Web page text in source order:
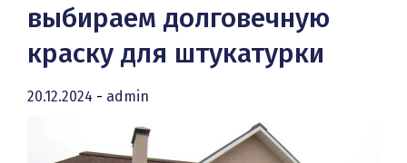
выбираем долговечную
краску для штукатурки
20.12.2024 - admin